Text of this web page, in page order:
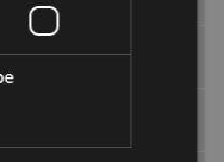
Zigilua